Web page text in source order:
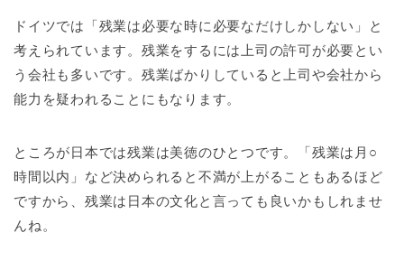
ドイツでは「残業は必要な時に必要なだけしかしない」と
考えられています。残業をするには上司の許可が必要とい
う会社も多いです。残業ばかりしていると上司や会社から
能力を疑われることにもなります。
ところが日本では残業は美徳のひとつです。「残業は月○
時間以内」など決められると不満が上がることもあるほど
ですから、残業は日本の文化と言っても良いかもしれませ
んね。